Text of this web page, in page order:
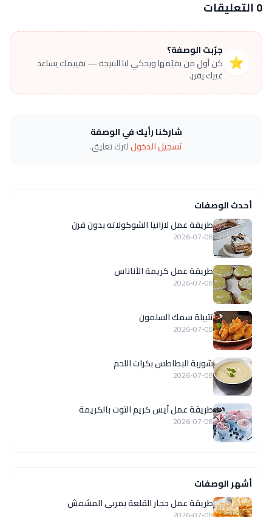
0 التعليقات
⭐
جرّبت الوصفة؟
كن أول من يقيّمها ويحكي لنا النتيجة — تقييمك يساعد
غيرك يقرر.
شاركنا رأيك في الوصفة
تسجيل الدخوللترك تعليق.
أحدث الوصفات
طريقة عمل لازانيا الشوكولاته بدون فرن
2026-07-08
طريقة عمل كريمة الأناناس
2026-07-08
تتبيلة سمك السلمون
2026-07-08
شوربة البطاطس بكرات اللحم
2026-07-08
طريقة عمل آيس كريم التوت بالكريمة
2026-07-08
أشهر الوصفات
طريقة عمل حجار القلعة بمربى المشمش